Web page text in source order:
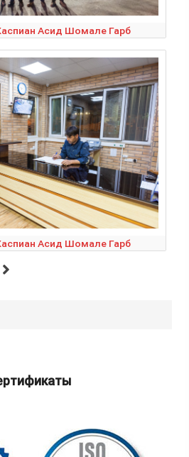
Асид Шомале Гарб
Асид Шомале Гарб